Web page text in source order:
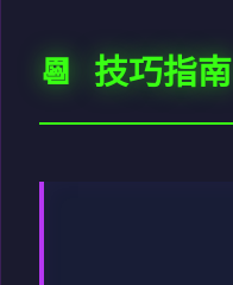
📆 技巧指南